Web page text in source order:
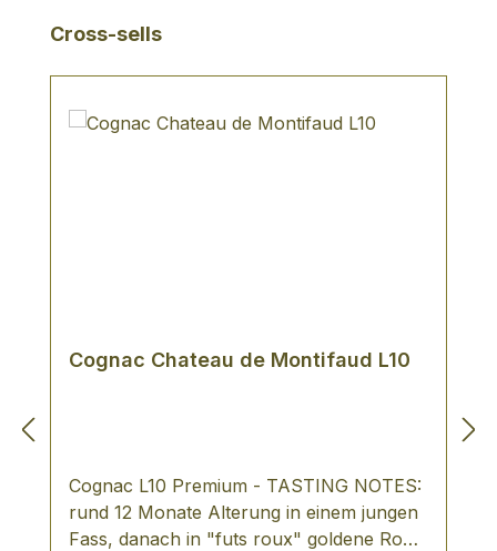
Produktgalerie überspringen
Cross-sells
Cognac Chateau de Montifaud L10
Cognac L10 Premium - TASTING NOTES:
rund 12 Monate Alterung in einem jungen
Fass, danach in "futs roux" goldene Robe